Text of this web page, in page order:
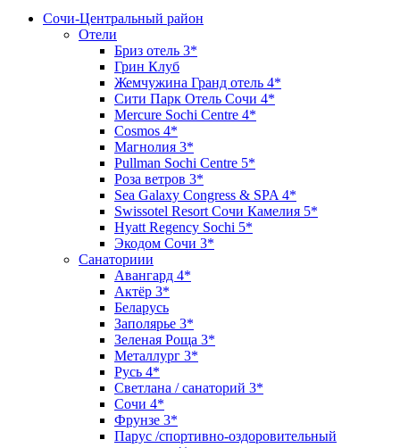
Сочи-Центральный район
Отели
Бриз отель 3*
Грин Клуб
Жемчужина Гранд отель 4*
Сити Парк Отель Сочи 4*
Mercure Sochi Centre 4*
Cosmos 4*
Магнолия 3*
Pullman Sochi Сеntre 5*
Роза ветров 3*
Sea Galaxy Congress & SPA 4*
Swissotel Resort Сочи Камелия 5*
Hyatt Regency Sochi 5*
Экодом Сочи 3*
Санаториии
Авангард 4*
Актёр 3*
Беларусь
Заполярье 3*
Зеленая Роща 3*
Металлург 3*
Русь 4*
Светлана / санаторий 3*
Сочи 4*
Фрунзе 3*
Парус /спортивно-оздоровительный